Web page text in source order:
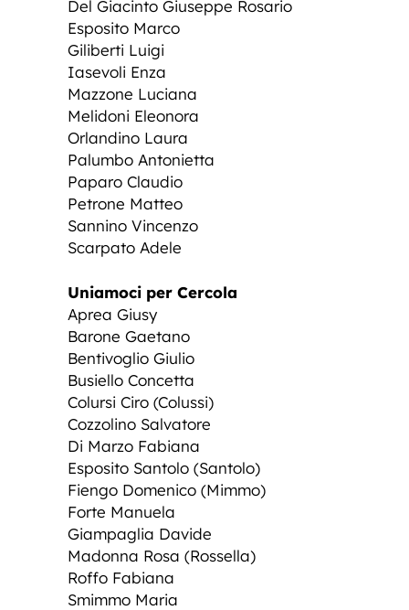
Del Giacinto Giuseppe Rosario
Esposito Marco
Giliberti Luigi
Iasevoli Enza
Mazzone Luciana
Melidoni Eleonora
Orlandino Laura
Palumbo Antonietta
Paparo Claudio
Petrone Matteo
Sannino Vincenzo
Scarpato Adele
Uniamoci per Cercola
Aprea Giusy
Barone Gaetano
Bentivoglio Giulio
Busiello Concetta
Colursi Ciro (Colussi)
Cozzolino Salvatore
Di Marzo Fabiana
Esposito Santolo (Santolo)
Fiengo Domenico (Mimmo)
Forte Manuela
Giampaglia Davide
Madonna Rosa (Rossella)
Roffo Fabiana
Smimmo Maria